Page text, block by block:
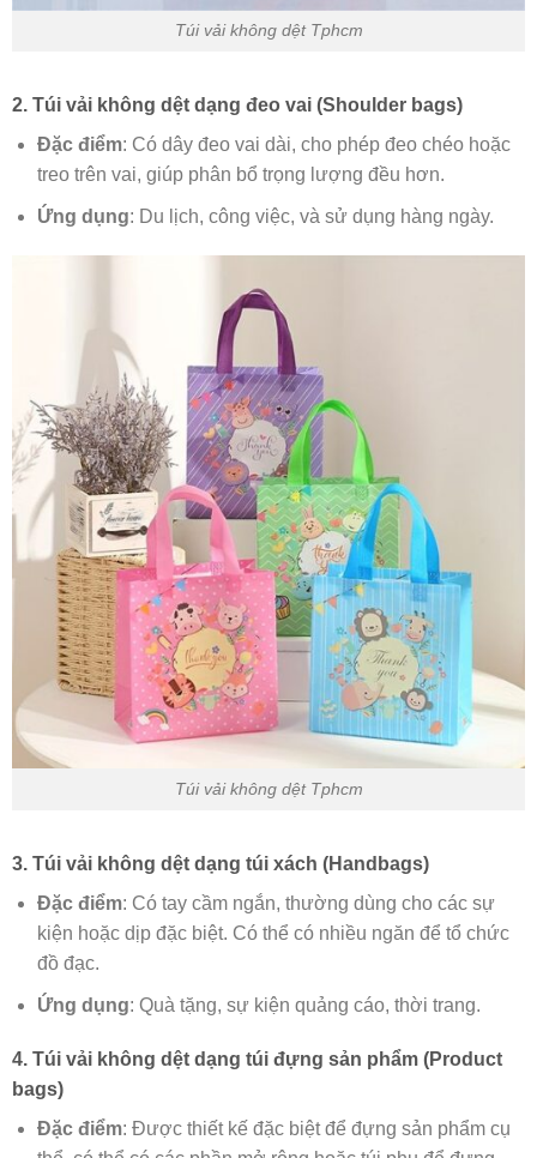
Túi vải không dệt Tphcm
2. Túi vải không dệt dạng đeo vai (Shoulder bags)
Đặc điểm: Có dây đeo vai dài, cho phép đeo chéo hoặc
treo trên vai, giúp phân bổ trọng lượng đều hơn.
Ứng dụng: Du lịch, công việc, và sử dụng hàng ngày.
Túi vải không dệt Tphcm
3. Túi vải không dệt dạng túi xách (Handbags)
Đặc điểm: Có tay cầm ngắn, thường dùng cho các sự
kiện hoặc dịp đặc biệt. Có thể có nhiều ngăn để tổ chức
đồ đạc.
Ứng dụng: Quà tặng, sự kiện quảng cáo, thời trang.
4. Túi vải không dệt dạng túi đựng sản phẩm (Product
bags)
Đặc điểm: Được thiết kế đặc biệt để đựng sản phẩm cụ